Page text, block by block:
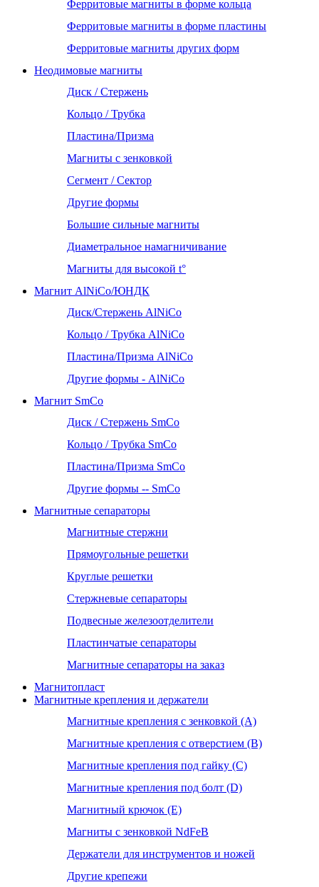
Ферритовые магниты в форме кольца
Ферритовые магниты в форме пластины
Ферритовые магниты других форм
Неодимовые магниты
Диск / Стержень
Кольцо / Трубка
Пластина/Призма
Магниты с зенковкой
Сегмент / Сектор
Другие формы
Большие сильные магниты
Диаметральное намагничивание
Магниты для высокой t°
Магнит AlNiCo/ЮНДК
Диск/Стержень AlNiCo
Кольцо / Трубка AlNiCo
Пластина/Призма AlNiCo
Другие формы - AlNiCo
Магнит SmCo
Диск / Стержень SmCo
Кольцо / Трубка SmCo
Пластина/Призма SmCo
Другие формы -- SmCo
Магнитные сепараторы
Магнитные стержни
Прямоугольные решетки
Круглые решетки
Стержневые сепараторы
Подвесные железоотделители
Пластинчатые сепараторы
Магнитные сепараторы на заказ
Магнитопласт
Магнитные крепления и держатели
Магнитные крепления с зенковкой (А)
Магнитные крепления с отверстием (В)
Магнитные крепления под гайку (С)
Магнитные крепления под болт (D)
Магнитный крючок (Е)
Магниты с зенковкой NdFeB
Держатели для инструментов и ножей
Другие крепежи